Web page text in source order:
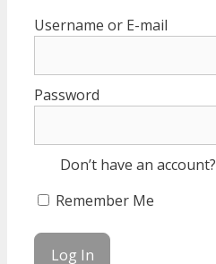
Username or E-mail
Password
Don’t have an account?
Remember Me